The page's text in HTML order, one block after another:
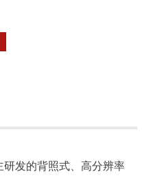
发的背照式、高分辨率